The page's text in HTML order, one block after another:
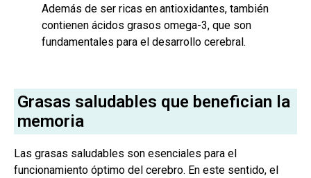
Además de ser ricas en antioxidantes, también
contienen ácidos grasos omega-3, que son
fundamentales para el desarrollo cerebral.
Grasas saludables que benefician la
memoria
Las grasas saludables son esenciales para el
funcionamiento óptimo del cerebro. En este sentido, el